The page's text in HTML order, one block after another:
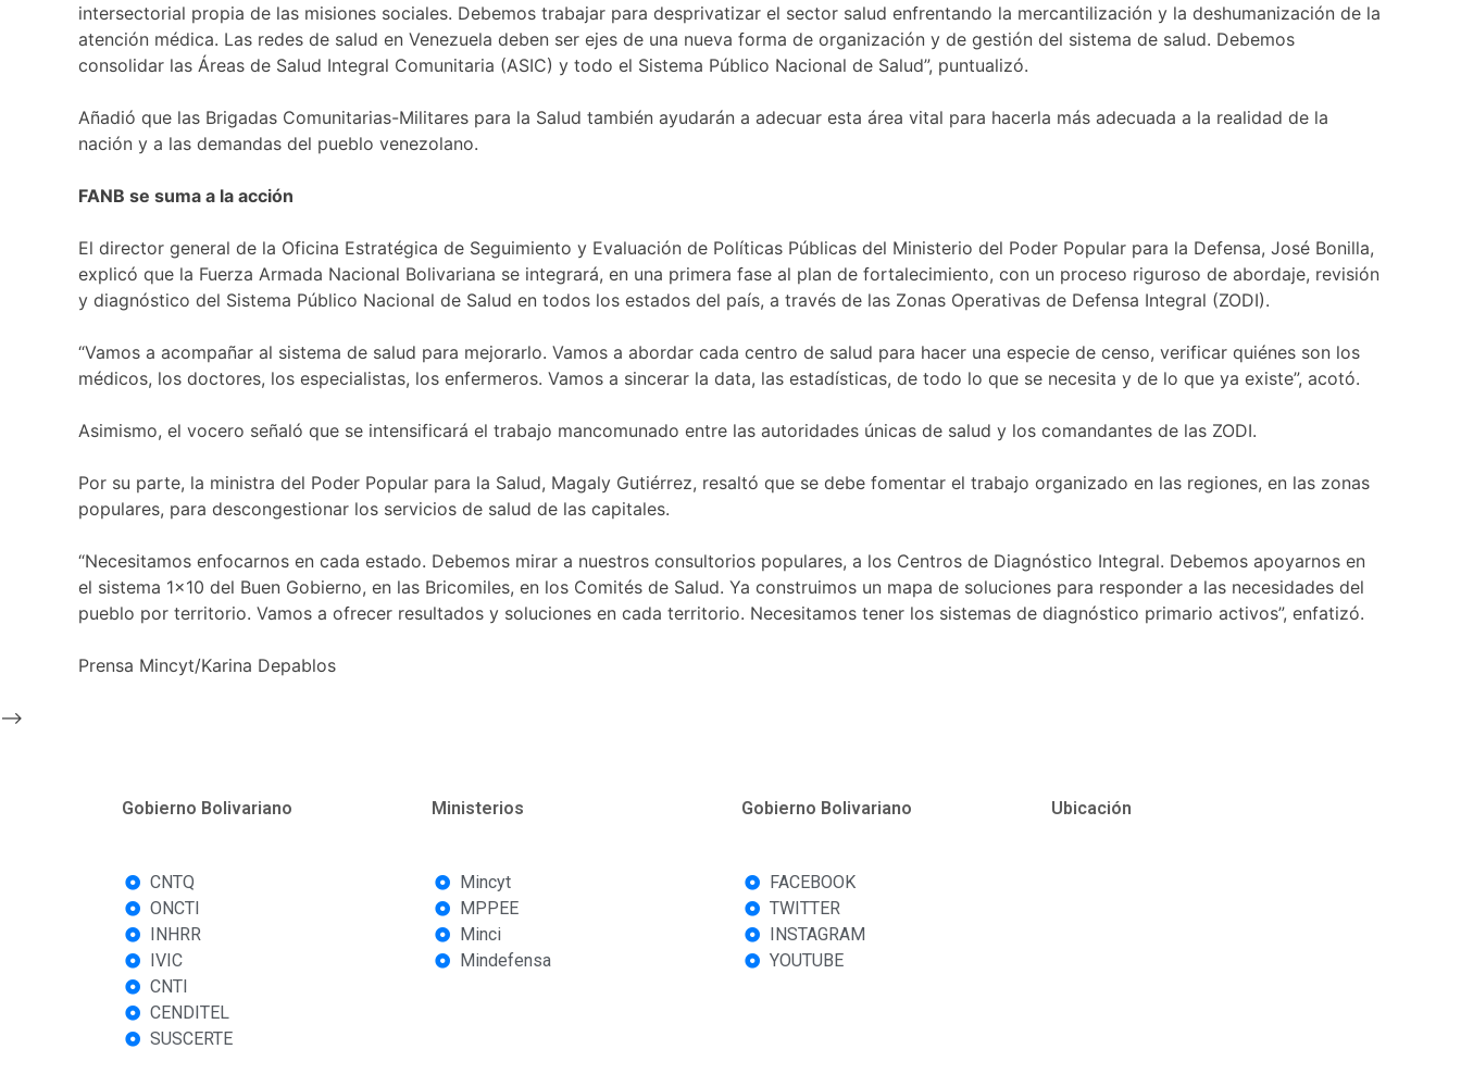
intersectorial propia de las misiones sociales. Debemos trabajar para desprivatizar el sector salud enfrentando la mercantilización y la deshumanización de la
atención médica. Las redes de salud en Venezuela deben ser ejes de una nueva forma de organización y de gestión del sistema de salud. Debemos
consolidar las Áreas de Salud Integral Comunitaria (ASIC) y todo el Sistema Público Nacional de Salud”, puntualizó.
Añadió que las Brigadas Comunitarias-Militares para la Salud también ayudarán a adecuar esta área vital para hacerla más adecuada a la realidad de la
nación y a las demandas del pueblo venezolano.
FANB se suma a la acción
El director general de la Oficina Estratégica de Seguimiento y Evaluación de Políticas Públicas del Ministerio del Poder Popular para la Defensa, José Bonilla,
explicó que la Fuerza Armada Nacional Bolivariana se integrará, en una primera fase al plan de fortalecimiento, con un proceso riguroso de abordaje, revisión
y diagnóstico del Sistema Público Nacional de Salud en todos los estados del país, a través de las Zonas Operativas de Defensa Integral (ZODI).
“Vamos a acompañar al sistema de salud para mejorarlo. Vamos a abordar cada centro de salud para hacer una especie de censo, verificar quiénes son los
médicos, los doctores, los especialistas, los enfermeros. Vamos a sincerar la data, las estadísticas, de todo lo que se necesita y de lo que ya existe”, acotó.
Asimismo, el vocero señaló que se intensificará el trabajo mancomunado entre las autoridades únicas de salud y los comandantes de las ZODI.
Por su parte, la ministra del Poder Popular para la Salud, Magaly Gutiérrez, resaltó que se debe fomentar el trabajo organizado en las regiones, en las zonas
populares, para descongestionar los servicios de salud de las capitales.
“Necesitamos enfocarnos en cada estado. Debemos mirar a nuestros consultorios populares, a los Centros de Diagnóstico Integral. Debemos apoyarnos en
el sistema 1×10 del Buen Gobierno, en las Bricomiles, en los Comités de Salud. Ya construimos un mapa de soluciones para responder a las necesidades del
pueblo por territorio. Vamos a ofrecer resultados y soluciones en cada territorio. Necesitamos tener los sistemas de diagnóstico primario activos”, enfatizó.
Prensa Mincyt/Karina Depablos
-->
Gobierno Bolivariano
CNTQ
ONCTI
INHRR
IVIC
CNTI
CENDITEL
SUSCERTE
Ministerios
Mincyt
MPPEE
Minci
Mindefensa
Gobierno Bolivariano
FACEBOOK
TWITTER
INSTAGRAM
YOUTUBE
Ubicación